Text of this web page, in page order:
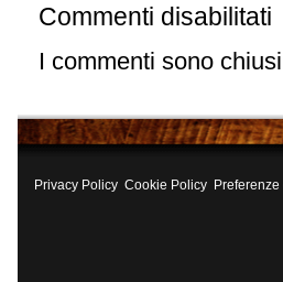
Commenti disabilitati
il
I commenti sono
Privacy Policy Cookie Policy